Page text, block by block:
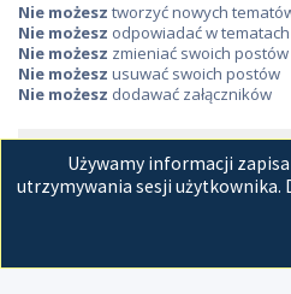
Nie możesz tworzyć nowych
Nie możesz odpowiadać w tematach
Nie możesz zmieniać swoich postów
Nie możesz usuwać swoich postów
Nie możesz dodawać załączników
Używamy informacji
utrzymywania sesji użytkownika.
Strona główna